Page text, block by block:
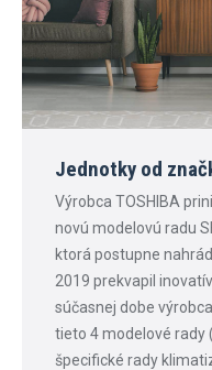
Jednotky od
Výrobca TOSHIBA
novú modelovú radu
ktorá postupne
2019 prekvapil
súčasnej dobe
tieto 4 modelové rady
špecifické rady